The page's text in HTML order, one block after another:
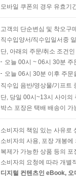
모바일 쿠폰의 경우 유효기
고객의 단순변심 및 착오구
직수입양서/직수입일서중
단, 아래의 주문/취소 조건
오늘 00시 ~ 06시 30분
오늘 06시 30분 이후 주
직수입 음반/영상물/기프트
단, 당일 00시~13시 사이의
박스 포장은 택배 배송이
소비자의 책임 있는 사유로
소비자의 사용, 포장 개봉
복제가 가능한 상품 등의
소비자의 요청에 따라 개별
디지털 컨텐츠인 eBook,